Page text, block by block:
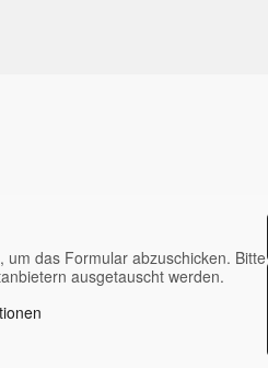
um das Formular abzuschicken. Bitte
ausgetauscht werden.